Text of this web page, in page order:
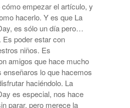
empezar el artículo, y
hacerlo. Y es que La
es sólo un día pero…
poder estar con
niños. Es
amigos que hace mucho
enseñaros lo que hacemos
haciéndolo. La
es especial, nos hace
parar, pero merece la